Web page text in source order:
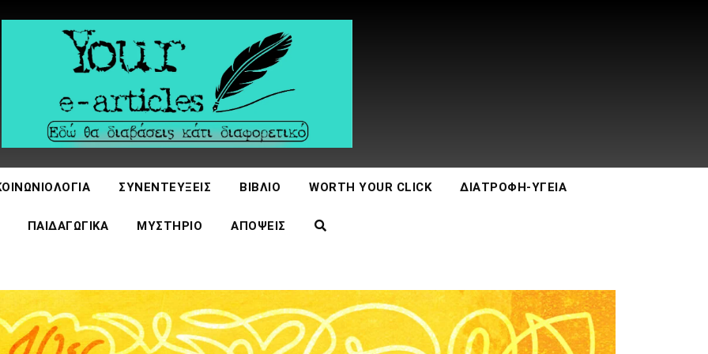
ΣΥΝΕΝΤΕΎΞΕΙΣ ΒΙΒΛΊΟ WORTH YOUR CLICK ΔΙΑΤΡΟΦΉ-ΥΓΕΊΑ
ΠΑΙΔΑΓΩΓΙΚΆ ΜΥΣΤΉΡΙΟ ΑΠΌΨΕΙΣ